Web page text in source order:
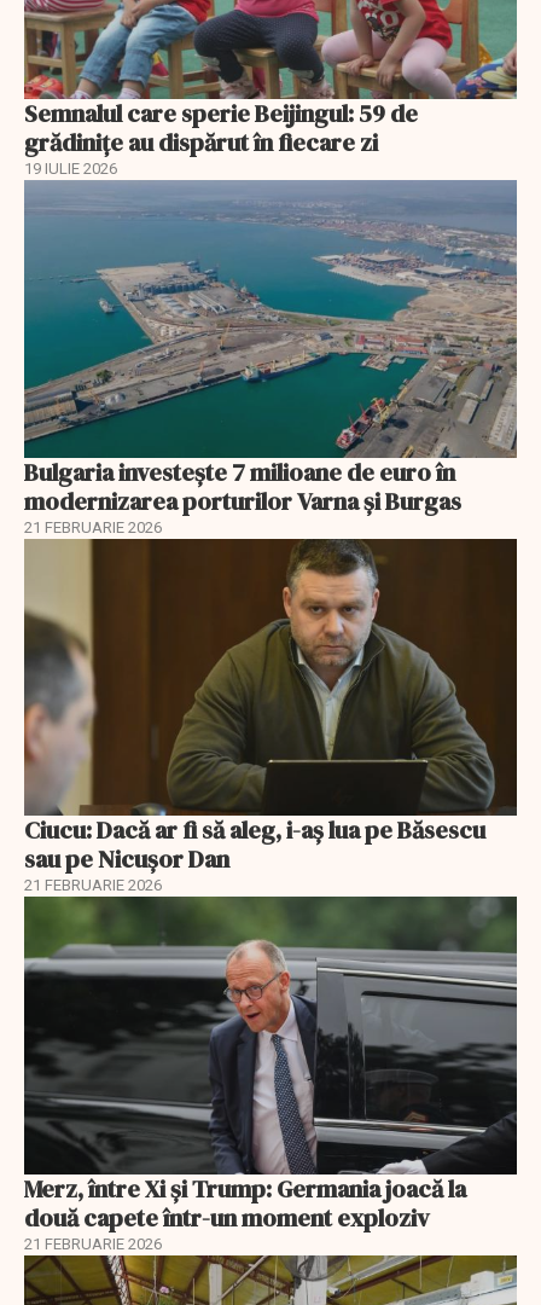
Semnalul care sperie Beijingul: 59 de
grădinițe au dispărut în fiecare zi
19 IULIE 2026
Bulgaria investește 7 milioane de euro în
modernizarea porturilor Varna și Burgas
21 FEBRUARIE 2026
Ciucu: Dacă ar fi să aleg, i-aș lua pe Băsescu
sau pe Nicușor Dan
21 FEBRUARIE 2026
Merz, între Xi și Trump: Germania joacă la
două capete într-un moment exploziv
21 FEBRUARIE 2026